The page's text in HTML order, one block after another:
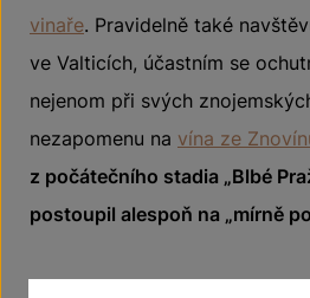
vinaře. Pravidelně také
ve Valticích, účastním se
nejenom při svých
nezapomenu na vína ze
z počátečního stadia „Blbé
postoupil alespoň na „mírně